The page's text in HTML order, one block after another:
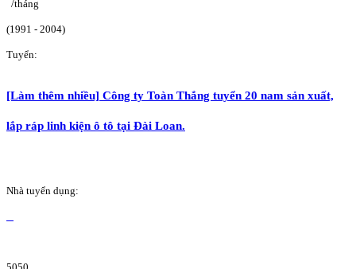
/tháng
(1991 - 2004)
Tuyển:
[Làm thêm nhiều] Công ty Toàn Thắng tuyển 20 nam sản xuất,
lắp ráp linh kiện ô tô tại Đài Loan.
Nhà tuyển dụng: